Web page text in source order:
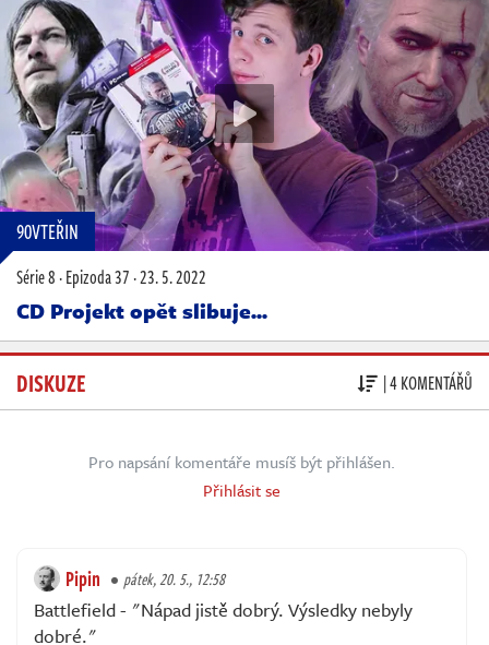
90VTEŘIN
Série 8·Epizoda 37·23. 5. 2022
CD Projekt opět slibuje...
DISKUZE | 4 KOMENTÁŘŮ
Pro napsání komentáře musíš být přihlášen.
Přihlásit se
Pipin pátek, 20. 5., 12:58
Battlefield - "Nápad jistě dobrý. Výsledky nebyly
dobré."